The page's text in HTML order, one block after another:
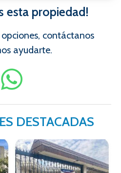
esta propiedad!
contáctanos
ayudarte.
DESTACADAS